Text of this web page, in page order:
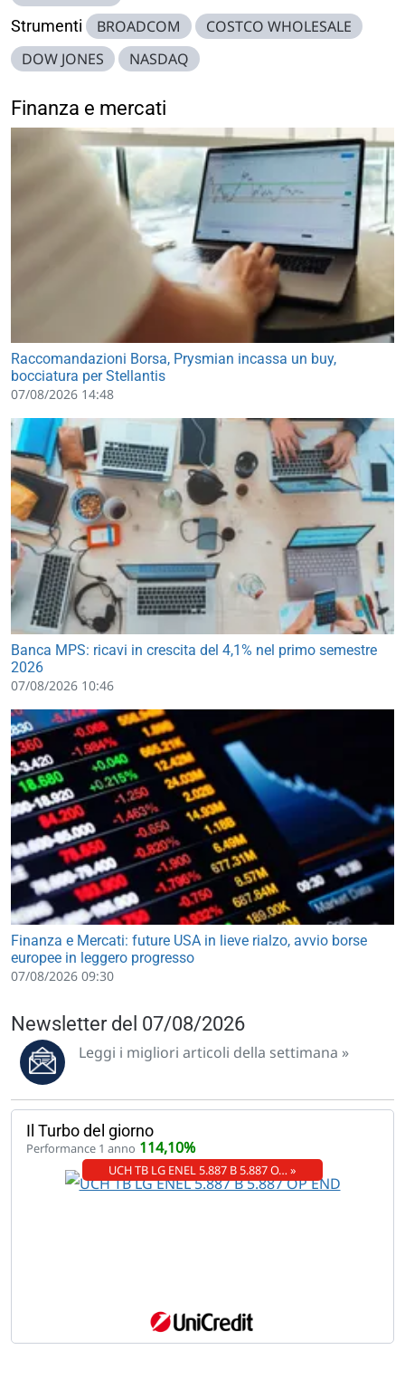
Strumenti BROADCOM
COSTCO WHOLESALE
DOW JONES
NASDAQ
Finanza e mercati
Raccomandazioni Borsa, Prysmian incassa un buy,
bocciatura per Stellantis
07/08/2026 14:48
Banca MPS: ricavi in crescita del 4,1% nel primo semestre
2026
07/08/2026 10:46
Finanza e Mercati: future USA in lieve rialzo, avvio borse
europee in leggero progresso
07/08/2026 09:30
Newsletter del 07/08/2026
Leggi i migliori articoli della settimana »
Il Turbo del giorno
Performance 1 anno 114,10%
UCH TB LG ENEL 5.887 B 5.887 O… »